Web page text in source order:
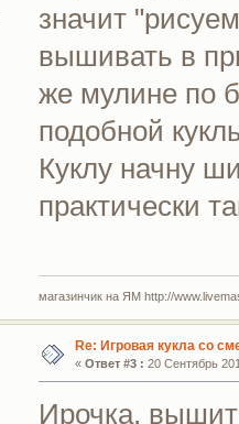
значит
вышивать в
же мулине по
подобной
Куклу начну
практически
магазинчик на ЯМ http://
Re: Игровая кукла со
« Ответ #3 : 20 Сентябрь
Ирочка,